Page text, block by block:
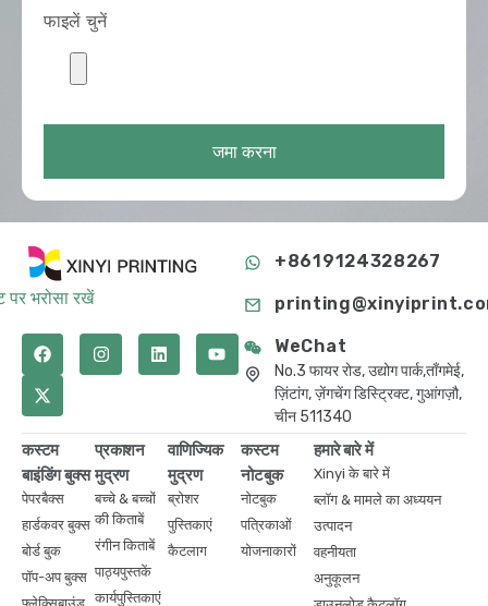
फाइलें चुनें
जमा करना
पर भरोसा रखें
+8619124328267
WeChat
No.3 फायर रोड, उद्योग पार्क,ताँगमेई,
ज़िंटांग, ज़ेंगचेंग डिस्ट्रिक्ट, गुआंगज़ौ,
चीन 511340
कस्टम
बाइंडिंग बुक्स
पेपरबैक्स
हार्डकवर बुक्स
बोर्ड बुक
पॉप-अप बुक्स
प्रकाशन
मुद्रण
बच्चे & बच्चों
की किताबें
रंगीन किताबें
पाठ्यपुस्तकें
कार्यपुस्तिकाएं
वाणिज्यिक
मुद्रण
ब्रोशर
पुस्तिकाएं
कैटलाग
कस्टम
नोटबुक
नोटबुक
पत्रिकाओं
योजनाकारों
हमारे बारे में
Xinyi के बारे में
ब्लॉग & मामले का अध्ययन
उत्पादन
वहनीयता
अनुकूलन